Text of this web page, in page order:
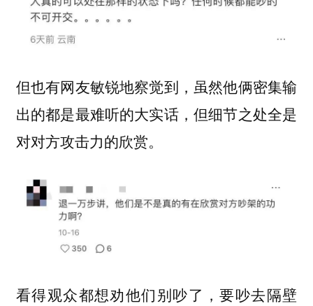
但也有网友敏锐地察觉到，虽然他俩密集输
出的都是最难听的大实话，但细节之处全是
对对方攻击力的欣赏。
看得观众都想劝他们别吵了，要吵去隔壁